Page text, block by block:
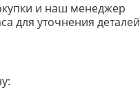
и наш менеджер
для уточнения деталей